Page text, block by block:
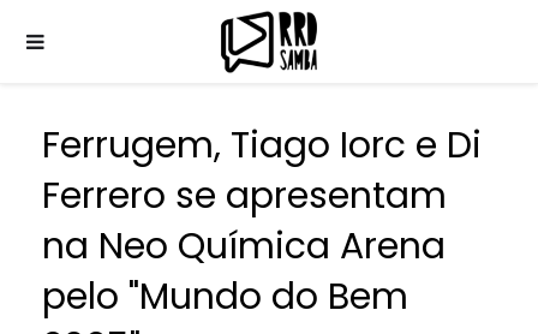
Ferrugem, Tiago Iorc e Di
Ferrero se apresentam
na Neo Química Arena
pelo "Mundo do Bem